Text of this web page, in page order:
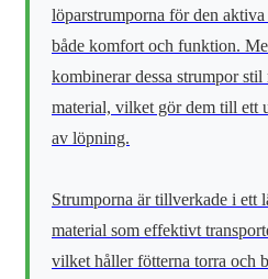
löparstrumporna för den
både komfort och funktion.
kombinerar dessa strumpor stil
material, vilket gör dem till ett
av löpning.
Strumporna är tillverkade i ett
material som effektivt
vilket håller fötterna torra och